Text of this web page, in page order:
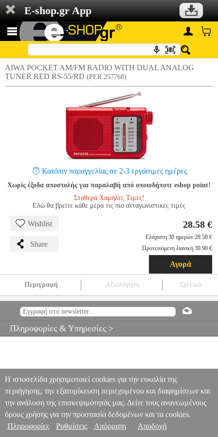
E-shop.gr App
AIWA POCKET AM/FM RADIO WITH DUAL ANALOG
TUNER RED RS-55/RD (PER.257768)
Κατόπιν παραγγελίας σε 2-3 εργάσιμες ημέρες
Χωρίς έξοδα αποστολής για παραλαβή από οποιοδήποτε eshop point!
Σταθερά Χαμηλές Τιμές!
Εδώ θα βρείτε κάθε μέρα τις πιο ανταγωνιστικές τιμές
Wishlist
Share
28.58 €
Ελάχιστη 30 ημερών 28.58 €
Προτεινόμενη λιανική 39.90 €
Αγορά
Περιγραφή Αξιολόγηση Σχετικά
RED RS-55/RD PER.257768 AIWA
RADIOS
RED RS-55/RD
Πληροφορίες & Υπηρεσίες >
Η ιστοσελίδα χρησιμοποιεί cookies για την ευκολία της
περιήγησης, την εξατομίκευση περιεχομένου και διαφημίσεων και
την ανάλυση της επισκεψιμότητάς μας. Δείτε τους ανανεωμένους
όρους χρήσης για την προστασία δεδομένων και τα cookies.
Πληροφορίες
Ρυθμίσεις Απόρριψη Αποδοχή